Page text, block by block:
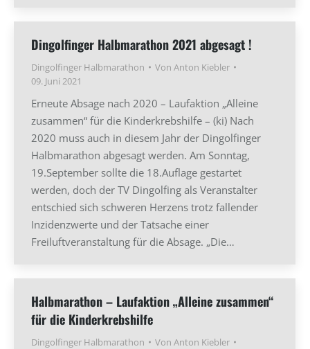
Dingolfinger Halbmarathon 2021 abgesagt !
Dingolfinger Halbmarathon Von Anton Kiebler
09. Juni 2021
Erneute Absage nach 2020 – Laufaktion „Alleine
zusammen“ für die Kinderkrebshilfe – (ki) Nach
2020 muss auch in diesem Jahr der Dingolfinger
Halbmarathon abgesagt werden. Am Sonntag,
19.September sollte die 18.Auflage gestartet
werden, doch der TV Dingolfing als Veranstalter
entschied sich schweren Herzens trotz fallender
Inzidenzwerte und der Tatsache einer
Freiluftveranstaltung für die Absage. „Die…
Halbmarathon – Laufaktion „Alleine zusammen“
für die Kinderkrebshilfe
Dingolfinger Halbmarathon Von Anton Kiebler